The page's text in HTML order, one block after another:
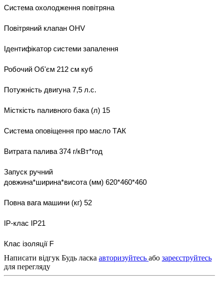
Система охолодження повітряна
Повітряний клапан OHV
Ідентифікатор системи запалення
Робочий Об'єм 212 см куб
Потужність двигуна 7,5 л.с.
Місткість паливного бака (л) 15
Система оповіщення про масло ТАК
Витрата палива 374 г/кВт*год
Запуск ручний
довжина*ширина*висота (мм) 620*460*460
Повна вага машини (кг) 52
IP-клас IP21
Клас ізоляції F
Написати відгук Будь ласка авторизуйтесь або зареєструйтесь
для перегляду